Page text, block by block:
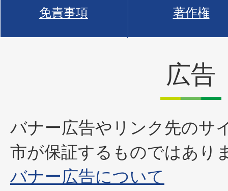
免責事項 著作権
広告
バナー広告やリンク先のサ
市が保証するものではあり
バナー広告について